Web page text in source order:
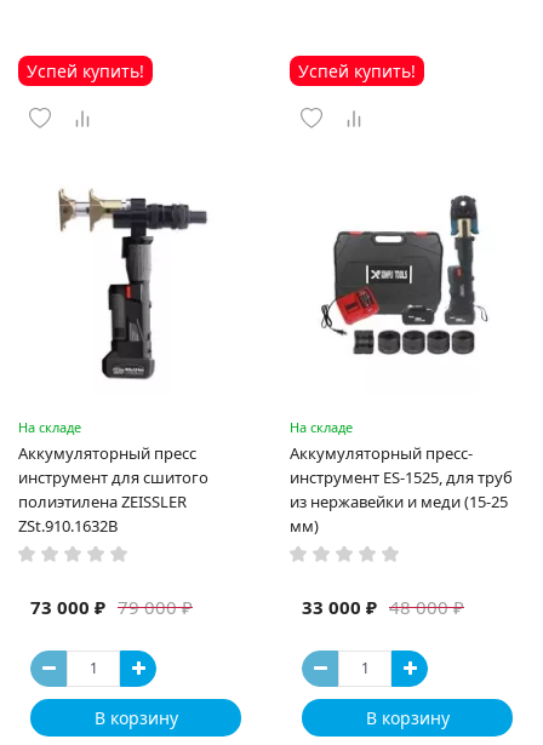
Успей купить!
На складе
Аккумуляторный пресс
инструмент для сшитого
полиэтилена ZEISSLER
ZSt.910.1632B
79 000 ₽
73 000 ₽
В корзину
Успей купить!
На складе
Аккумуляторный пресс-
инструмент ES-1525, для труб
из нержавейки и меди (15-25
мм)
48 000 ₽
33 000 ₽
В корзину